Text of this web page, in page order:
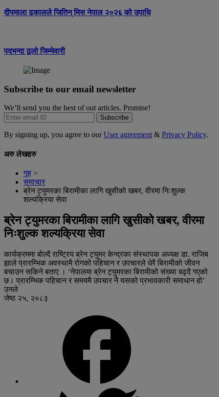
दीपमाला ढकालले जितिन् मिस नेपाल २०२६ को उपाधि
पदभन्दा ठूलो जिम्मेवारी
Subscribe to our email newsletter
We’ll send you the best of out articles. Promise!
Subscribe
By signing up, you agree to ourUser agreement& Privacy Policy.
अरु लेखहरु
गृह >
समाचार
ब्रेन ट्युमरका बिरामीका लागि खुसीको खबर, वीरमा निःशुल्क
शल्यक्रिया सेवा
ब्रेन ट्युमरका बिरामीका लागि खुसीको खबर, वीरमा
निःशुल्क शल्यक्रिया सेवा
कार्यक्रममा बोल्दै राष्ट्रिय ब्रेन ट्युमर केन्द्रका संस्थापक अध्यक्ष डा. राजिब
झाले प्रारम्भिक अवस्थामै रोगको पहिचान र उपचारले धेरै बिरामीको जीवन
बचाउन सकिने बताए । ‘नेपालमा ब्रेन ट्युमरका बिरामीको संख्या बढ्दै गएको
छ। प्रारम्भिक पहिचान र समयमै उपचार नै यसको प्रभावकारी समाधान हो’
उनले
जेष्ठ २५, २०८३